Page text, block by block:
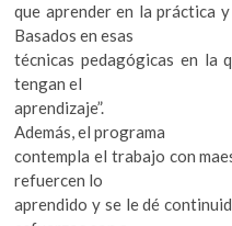
que aprender en la práctica
Basados en esas
técnicas pedagógicas en la
tengan el
aprendizaje”.
Además, el programa
contempla el trabajo con
refuercen lo
aprendido y se le dé